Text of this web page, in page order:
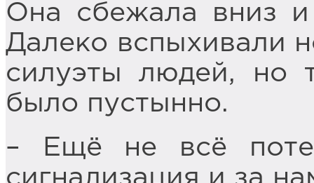
Она сбежала вниз и
Далеко вспыхивали
силуэты людей, но
было пустынно.
– Ещё не всё
сигнализация и за